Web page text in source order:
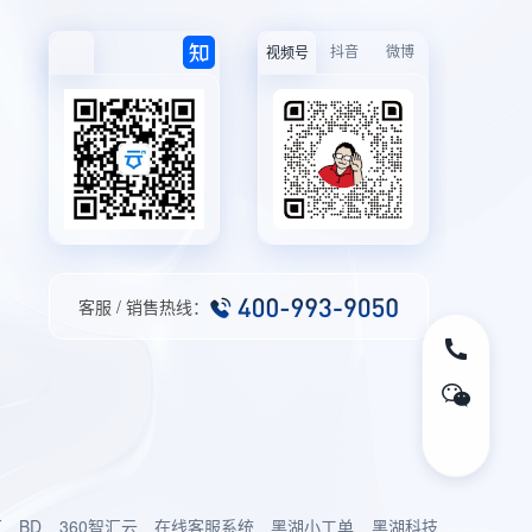
视频号 抖音 微博
客服 / 销售热线：
BD 360智汇云 在线客服系统 黑湖小工单 黑湖科技